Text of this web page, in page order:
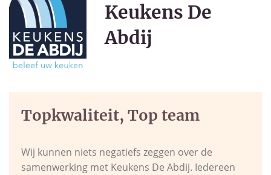
Keukens De
Abdij
Topkwaliteit, Top team
Wij kunnen niets negatiefs zeggen over de
samenwerking met Keukens De Abdij. Iedereen